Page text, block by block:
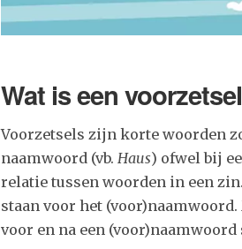
Wat is een
Voorzetsels zijn korte woorden
naamwoord (vb. Haus) ofwel bij
relatie tussen woorden in een
staan voor het
voor en na een (voor)naamwoord